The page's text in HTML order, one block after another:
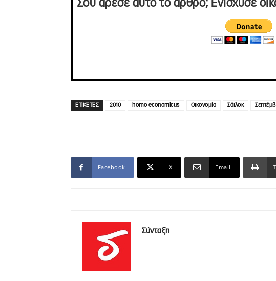
Σου άρεσε αυτό το άρθρο; Ενίσχυσε
ΕΤΙΚΕΤΕΣ 2010 homo economicus Οικονομία Σάιλοκ
Facebook X Email
Σύνταξη